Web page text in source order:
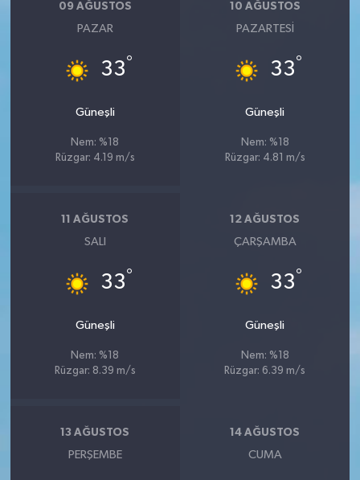
09 AĞUSTOS
PAZAR
33°
Güneşli
Nem: %18
Rüzgar: 4.19 m/s
10 AĞUSTOS
PAZARTESI
33°
Güneşli
Nem: %18
Rüzgar: 4.81 m/s
11 AĞUSTOS
SALI
33°
Güneşli
Nem: %18
Rüzgar: 8.39 m/s
12 AĞUSTOS
ÇARŞAMBA
33°
Güneşli
Nem: %18
Rüzgar: 6.39 m/s
13 AĞUSTOS
PERŞEMBE
14 AĞUSTOS
CUMA